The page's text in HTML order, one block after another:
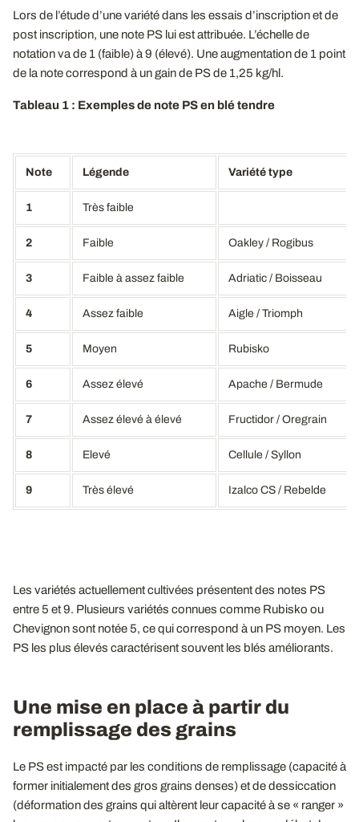
Lors de l’étude d’une variété dans les essais d’inscription et de
post inscription, une note PS lui est attribuée. L’échelle de
notation va de 1 (faible) à 9 (élevé). Une augmentation de 1 point
de la note correspond à un gain de PS de 1,25 kg/hl.
Tableau 1 : Exemples de note PS en blé tendre
Note Légende Variété type
1 Très faible
2 Faible Oakley / Rogibus
3 Faible à assez faible Adriatic / Boisseau
4 Assez faible Aigle / Triomph
5 Moyen Rubisko
6 Assez élevé Apache / Bermude
7 Assez élevé à élevé Fructidor / Oregrain
8 Elevé Cellule / Syllon
9 Très élevé Izalco CS / Rebelde
Les variétés actuellement cultivées présentent des notes PS
entre 5 et 9. Plusieurs variétés connues comme Rubisko ou
Chevignon sont notée 5, ce qui correspond à un PS moyen. Les
PS les plus élevés caractérisent souvent les blés améliorants.
Une mise en place à partir du
remplissage des grains
Le PS est impacté par les conditions de remplissage (capacité à
former initialement des gros grains denses) et de dessiccation
(déformation des grains qui altèrent leur capacité à se « ranger »